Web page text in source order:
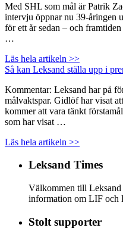
Med SHL som mål är Patrik
intervju öppnar nu 39-åringen
för ett år sedan – och
…
Läs hela artikeln >>
Så kan Leksand ställa upp i
Kommentar: Leksand har på
målvaktspar. Gidlöf har visat
kommer att vara tänkt
som har visat …
Läs hela artikeln >>
Leksand Times
Välkommen till
information om LIF och
Stolt supporter